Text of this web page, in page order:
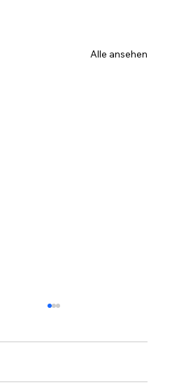
Alle ansehen